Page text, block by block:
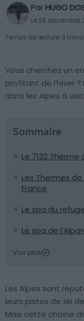
Par HUGO
Le 29
Temps de lecture: 3
Vous cherchez un
profitant de l’hiver
dans les Alpes à
Sommaire
Le 7132 Therme
Les Thermes
France
Le spa du
Le spa de
Voir plus
Les Alpes sont
leurs pistes de ski
Mais cette chaîne